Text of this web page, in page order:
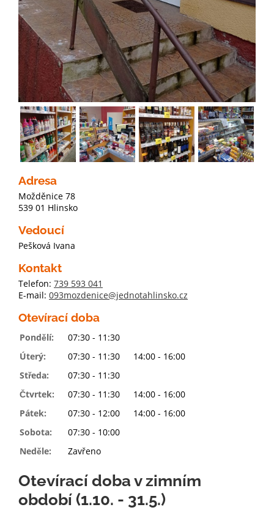
Adresa
Možděnice 78
539 01 Hlinsko
Vedoucí
Pešková Ivana
Kontakt
Telefon: 739 593 041
E-mail: 093mozdenice@jednotahlinsko.cz
Otevírací doba
Pondělí:
07:30 - 11:30
Úterý:
07:30 - 11:30
14:00 - 16:00
Středa:
07:30 - 11:30
Čtvrtek:
07:30 - 11:30
14:00 - 16:00
Pátek:
07:30 - 12:00
14:00 - 16:00
Sobota:
07:30 - 10:00
Neděle:
Zavřeno
Otevírací doba v zimním
období (1.10. - 31.5.)